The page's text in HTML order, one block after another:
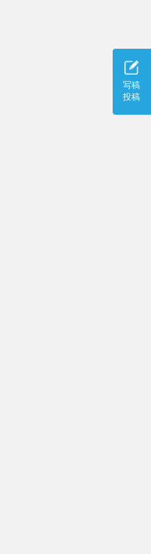
写稿
投稿